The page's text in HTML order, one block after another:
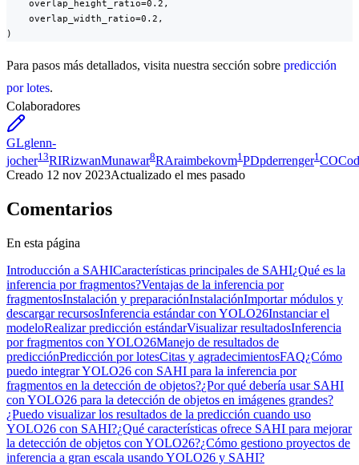
    overlap_height_ratio=0.2,
    overlap_width_ratio=0.2,
)
Para pasos más detallados, visita nuestra sección sobre predicción
por lotes.
Colaboradores
GLglenn-
jocher13RIRizwanMunawar8RAraimbekovm1 PDpderrenger1 CO
Creado 12 nov 2023Actualizado el mes pasado
Comentarios
En esta página
Introducción a SAHICaracterísticas principales de SAHI¿Qué es la
inferencia por fragmentos?Ventajas de la inferencia por
fragmentosInstalación y preparaciónInstalaciónImportar módulos y
descargar recursosInferencia estándar con YOLO26Instanciar el
modeloRealizar predicción estándarVisualizar resultadosInferencia
por fragmentos con YOLO26Manejo de resultados de
predicciónPredicción por lotesCitas y agradecimientosFAQ¿Cómo
puedo integrar YOLO26 con SAHI para la inferencia por
fragmentos en la detección de objetos?¿Por qué debería usar SAHI
con YOLO26 para la detección de objetos en imágenes grandes?
¿Puedo visualizar los resultados de la predicción cuando uso
YOLO26 con SAHI?¿Qué características ofrece SAHI para mejorar
la detección de objetos con YOLO26?¿Cómo gestiono proyectos de
inferencia a gran escala usando YOLO26 y SAHI?